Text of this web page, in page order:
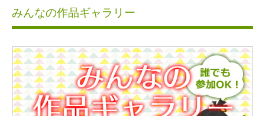
みんなの作品ギャラリー